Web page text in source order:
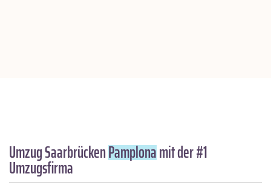
Umzug SaarbrückenPamplonamit der #1
Umzugsfirma